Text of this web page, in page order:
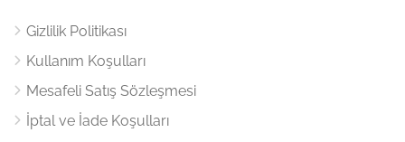
Gizlilik Politikası
Kullanım Koşulları
Mesafeli Satış Sözleşmesi
İptal ve İade Koşulları